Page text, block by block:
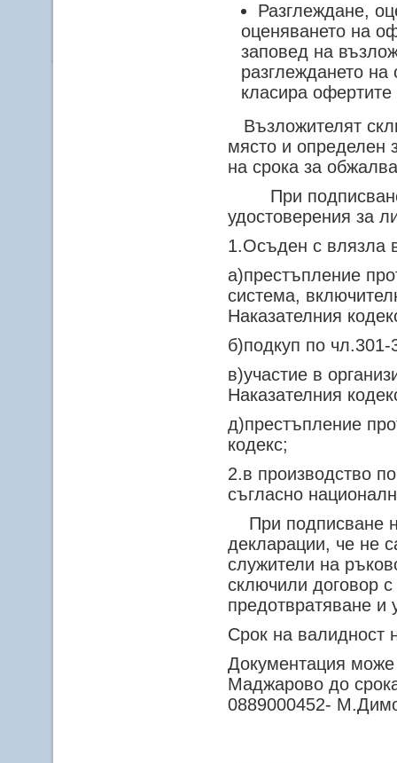
Разглеждане,
оценяването на
заповед на
разглеждането
класира офертите
Възложителят
място и определен
на срока за
При подписване
удостоверения за
1.Осъден с влязла
а)престъпление
система,
Наказателния
б)подкуп по чл.301-
в)участие в
Наказателния
д)престъпление
кодекс;
2.в производство
съгласно
При подписване
декларации, че не
служители на
сключили договор
предотвратяване и
Срок на валидност
Документация
Маджарово до
0889000452-